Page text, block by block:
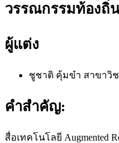
วรรณกรรมท้องถิ่
ผู้แต่ง
ชูชาติ คุ้มขำ สาขาวิ
คำสำคัญ:
สื่อเทคโนโลยี Augmented